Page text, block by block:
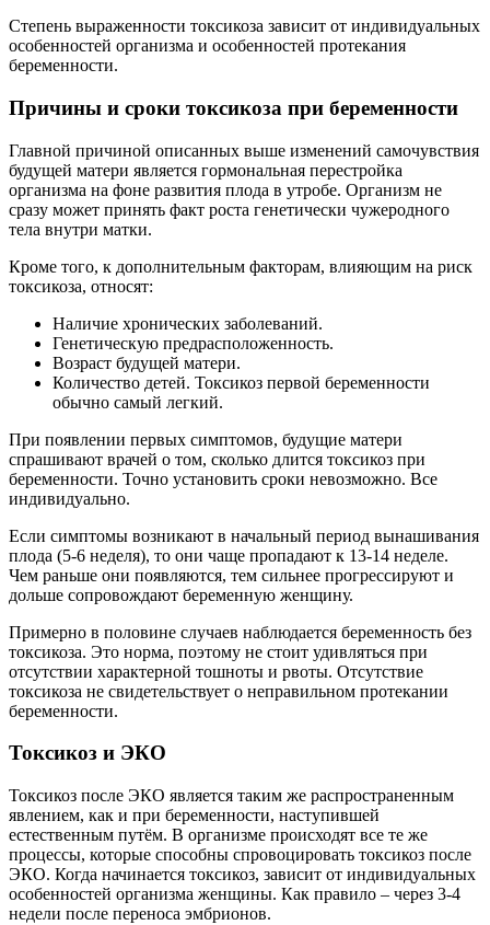
Степень выраженности токсикоза зависит от индивидуальных
особенностей организма и особенностей протекания
беременности.
Причины и сроки токсикоза при беременности
Главной причиной описанных выше изменений самочувствия
будущей матери является гормональная перестройка
организма на фоне развития плода в утробе. Организм не
сразу может принять факт роста генетически чужеродного
тела внутри матки.
Кроме того, к дополнительным факторам, влияющим на риск
токсикоза, относят:
Наличие хронических заболеваний.
Генетическую предрасположенность.
Возраст будущей матери.
Количество детей. Токсикоз первой беременности
обычно самый легкий.
При появлении первых симптомов, будущие матери
спрашивают врачей о том, сколько длится токсикоз при
беременности. Точно установить сроки невозможно. Все
индивидуально.
Если симптомы возникают в начальный период вынашивания
плода (5-6 неделя), то они чаще пропадают к 13-14 неделе.
Чем раньше они появляются, тем сильнее прогрессируют и
дольше сопровождают беременную женщину.
Примерно в половине случаев наблюдается беременность без
токсикоза. Это норма, поэтому не стоит удивляться при
отсутствии характерной тошноты и рвоты. Отсутствие
токсикоза не свидетельствует о неправильном протекании
беременности.
Токсикоз и ЭКО
Токсикоз после ЭКО является таким же распространенным
явлением, как и при беременности, наступившей
естественным путём. В организме происходят все те же
процессы, которые способны спровоцировать токсикоз после
ЭКО. Когда начинается токсикоз, зависит от индивидуальных
особенностей организма женщины. Как правило – через 3-4
недели после переноса эмбрионов.